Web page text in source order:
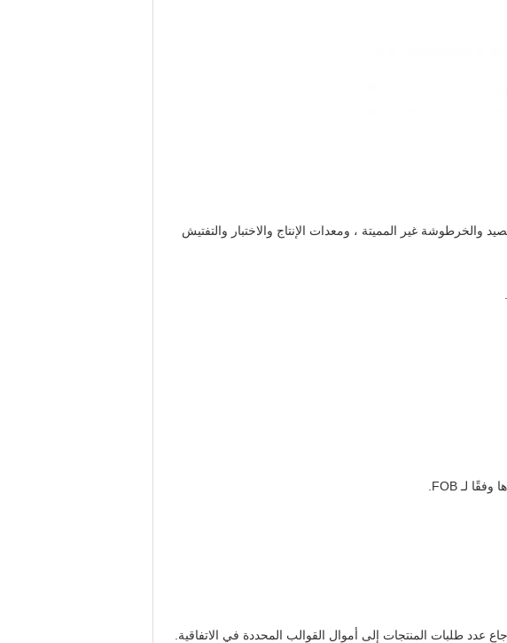
غير المميتة ، ومعدات الإنتاج والاختبار والتفتيش
طلبات المنتجات إلى أموال القوالب المحددة في الاتفاقية.